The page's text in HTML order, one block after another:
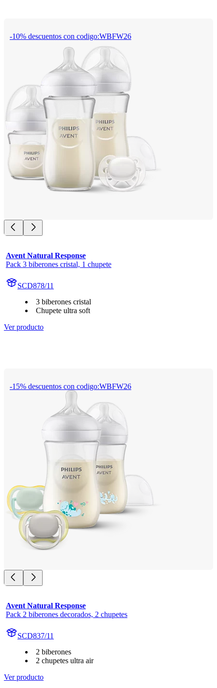
-10% descuentos con codigo:WBFW26
Avent Natural Response
Pack 3 biberones cristal, 1 chupete
SCD878/11
3 biberones cristal
Chupete ultra soft
Ver producto
-15% descuentos con codigo:WBFW26
Avent Natural Response
Pack 2 biberones decorados, 2 chupetes
SCD837/11
2 biberones
2 chupetes ultra air
Ver producto